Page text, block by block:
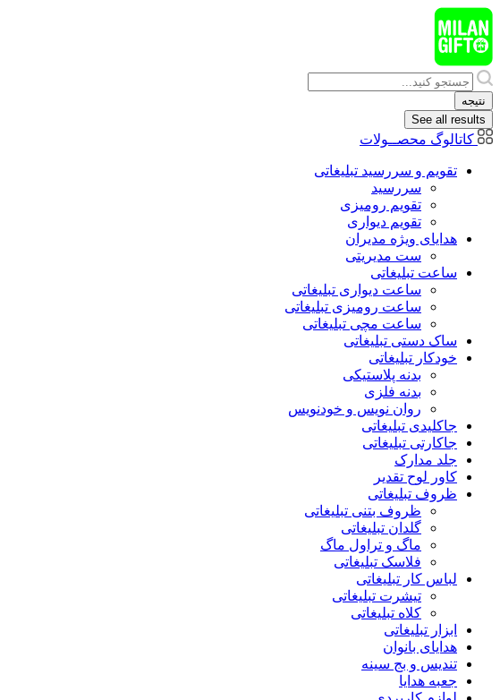
پرش
به
محتوا
Search
...
نتیجه
See all results
کاتالوگ محصــولات
تقویم و سررسید تبلیغاتی
سررسید
تقویم رومیزی
تقویم دیواری
هدایای ويژه مدیران
ست مدیریتی
ساعت تبلیغاتی
ساعت دیواری تبلیغاتی
ساعت رومیزی تبلیغاتی
ساعت مچی تبلیغاتی
ساک دستی تبلیغاتی
خودکار تبلیغاتی
بدنه پلاستیکی
بدنه فلزی
روان نویس و خودنویس
جاکلیدی تبلیغاتی
جاکارتی تبلیغاتی
جلد مدارک
کاور لوح تقدیر
ظروف تبلیغاتی
ظروف بتنی تبلیغاتی
گلدان تبلیغاتی
ماگ و تراول ماگ
فلاسک تبلیغاتی
لباس کار تبلیغاتی
تیشرت تبلیغاتی
کلاه تبلیغاتی
ابزار تبلیغاتی
هدایای بانوان
تندیس و بج سینه
جعبه هدایا